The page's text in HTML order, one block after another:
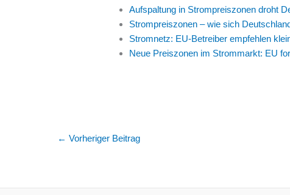
Aufspaltung in Strompreiszonen droht
Strompreiszonen – wie sich
Stromnetz: EU-Betreiber empfehlen
Neue Preiszonen im Strommarkt: EU
← Vorheriger Beitrag